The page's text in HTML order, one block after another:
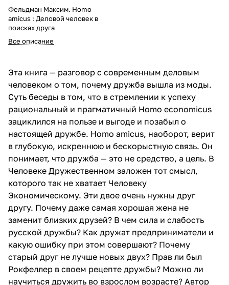
Фельдман Максим. Homo
amicus : Деловой человек в
поисках друга
Все описание
Эта книга — разговор с современным деловым
человеком о том, почему дружба вышла из моды.
Суть беседы в том, что в стремлении к успеху
рациональный и прагматичный Homo economicus
зациклился на пользе и выгоде и позабыл о
настоящей дружбе. Homo amicus, наоборот, верит
в глубокую, искреннюю и бескорыстную связь. Он
понимает, что дружба — это не средство, а цель. В
Человеке Дружественном заложен тот смысл,
которого так не хватает Человеку
Экономическому. Эти двое очень нужны друг
другу. Почему даже самая хорошая жена не
заменит близких друзей? В чем сила и слабость
русской дружбы? Как дружат предприниматели и
какую ошибку при этом совершают? Почему
старый друг не лучше новых двух? Прав ли был
Рокфеллер в своем рецепте дружбы? Можно ли
научиться дружить во взрослом возрасте? Автор